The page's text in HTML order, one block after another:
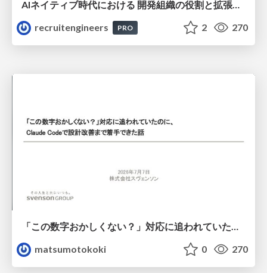
recruitengineers
PRO 2 270
「この数字おかしくない？」対応に追われていたのに、 Claude Codeで設計改善まで着手できた話
matsumotokoki
0 270